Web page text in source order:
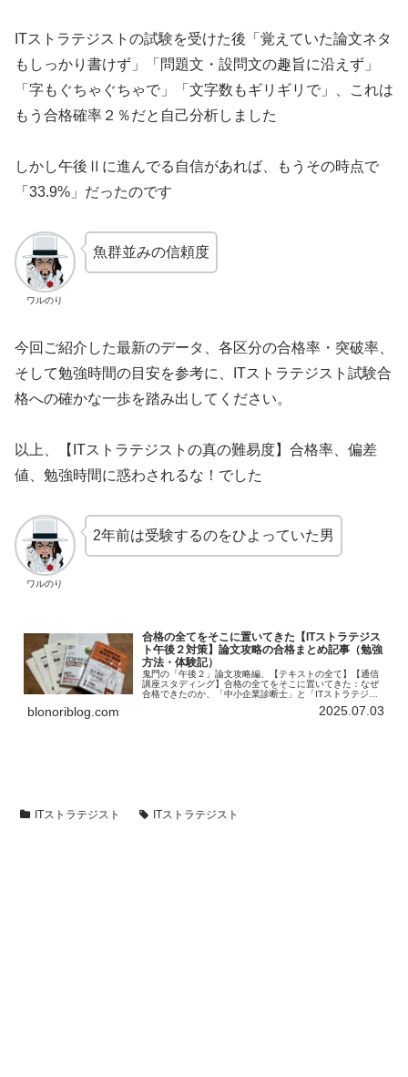
ITストラテジストの試験を受けた後「覚えていた論文ネタ
もしっかり書けず」「問題文・設問文の趣旨に沿えず」
「字もぐちゃぐちゃで」「文字数もギリギリで」、これは
もう合格確率２％だと自己分析しました
しかし午後Ⅱに進んでる自信があれば、もうその時点で
「33.9%」だったのです
ワルのり
魚群並みの信頼度
今回ご紹介した最新のデータ、各区分の合格率・突破率、
そして勉強時間の目安を参考に、ITストラテジスト試験合
格への確かな一歩を踏み出してください。
以上、【ITストラテジストの真の難易度】合格率、偏差
値、勉強時間に惑わされるな！でした
ワルのり
2年前は受験するのをひよっていた男
合格の全てをそこに置いてきた【ITストラテジス
ト午後２対策】論文攻略の合格まとめ記事（勉強
方法・体験記）
鬼門の「午後２」論文攻略編、【テキストの全て】【通信
講座スタディング】合格の全てをそこに置いてきた：なぜ
合格できたのか、「中小企業診断士」と「ITストラテジス
blonoriblog.com 2025.07.03
ITストラテジスト ITストラテジスト